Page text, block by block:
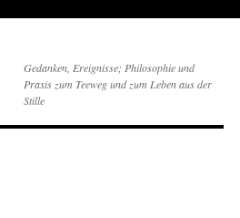
Gedanken, Ereignisse; Philosophie und
Praxis zum Teeweg und zum Leben aus der
Stille